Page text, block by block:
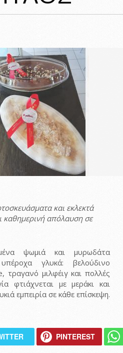
και εκλεκτά
καθημερινή απόλαυση σε
ψωμιά και μυρωδάτα
γλυκά: βελούδινο
τραγανό μιλφέιγ και πολλές
φτιάχνεται με μεράκι και
εμπειρία σε κάθε επίσκεψη.
PINTEREST